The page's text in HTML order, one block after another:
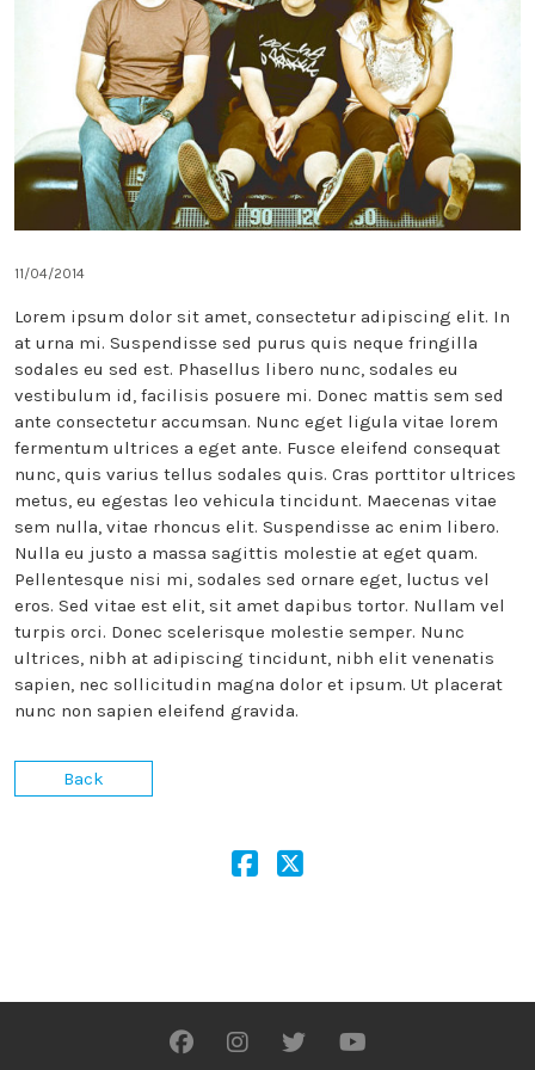
11/04/2014
Lorem ipsum dolor sit amet, consectetur adipiscing elit. In
at urna mi. Suspendisse sed purus quis neque fringilla
sodales eu sed est. Phasellus libero nunc, sodales eu
vestibulum id, facilisis posuere mi. Donec mattis sem sed
ante consectetur accumsan. Nunc eget ligula vitae lorem
fermentum ultrices a eget ante. Fusce eleifend consequat
nunc, quis varius tellus sodales quis. Cras porttitor ultrices
metus, eu egestas leo vehicula tincidunt. Maecenas vitae
sem nulla, vitae rhoncus elit. Suspendisse ac enim libero.
Nulla eu justo a massa sagittis molestie at eget quam.
Pellentesque nisi mi, sodales sed ornare eget, luctus vel
eros. Sed vitae est elit, sit amet dapibus tortor. Nullam vel
turpis orci. Donec scelerisque molestie semper. Nunc
ultrices, nibh at adipiscing tincidunt, nibh elit venenatis
sapien, nec sollicitudin magna dolor et ipsum. Ut placerat
nunc non sapien eleifend gravida.
Back